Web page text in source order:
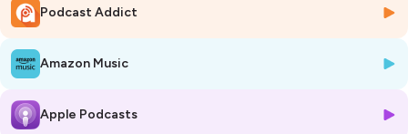
🗺️Découvre la formation Âme Vagabonde et organise ton premier
voyage solo sereinement :
Chaque mardi, retrouve un épisode de podcast voyage et
témoignage inspirant, une aventure. Entre voyage émotionnel,
exploration, découverte du monde, chaque épisode regorge de
Podcast Addict
Amazon Music
Apple Podcasts